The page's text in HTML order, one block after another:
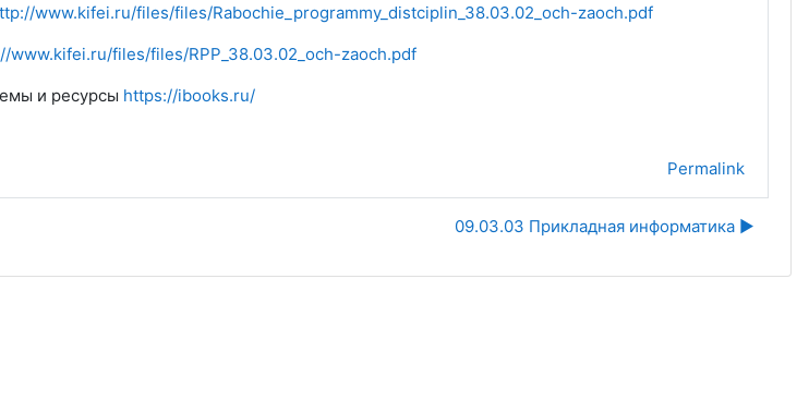
www.kifei.ru/files/files/Rabochie_programmy_distciplin_38.03.02_och-zaoch.pdf
www.kifei.ru/files/files/RPP_38.03.02_och-zaoch.pdf
и ресурсы https://ibooks.ru/
Permalink
09.03.03 Прикладная информатика ▶︎